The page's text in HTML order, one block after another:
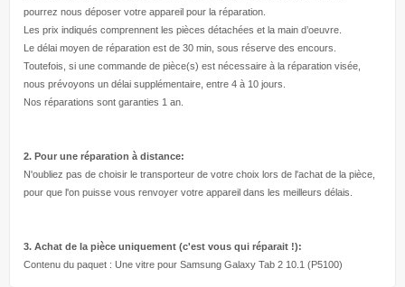
pourrez nous déposer votre appareil pour la réparation.
Les prix indiqués comprennent les pièces détachées et la main d’oeuvre
Le délai moyen de réparation est de 30 min, sous réserve des encours.
Toutefois, si une commande de pièce(s) est nécessaire à la réparation visée,
nous prévoyons un délai supplémentaire, entre 4 à 10 jours.
Nos réparations sont garanties 1 an.
2. Pour une réparation à distance:
N'oubliez pas de choisir le transporteur de votre choix lors de l'achat de la pièce,
pour que l'on puisse vous renvoyer votre appareil dans les meilleurs délais.
3. Achat de la pièce uniquement (c'est vous qui réparait !):
Contenu du paquet : Une vitre pour Samsung Galaxy Tab 2 10.1 (P5100)